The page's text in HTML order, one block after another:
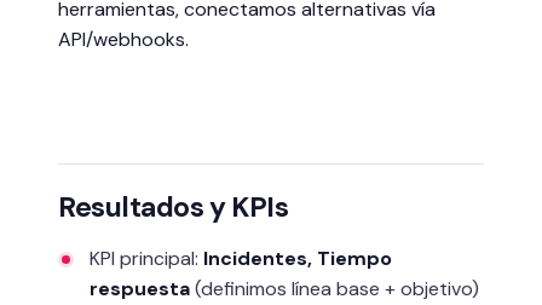
herramientas, conectamos alternativas vía
API/webhooks.
Resultados y KPIs
KPI principal: Incidentes, Tiempo
respuesta(definimos línea base + objetivo)